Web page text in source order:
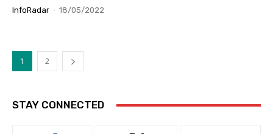
InfoRadar - 18/05/2022
1 2
STAY CONNECTED